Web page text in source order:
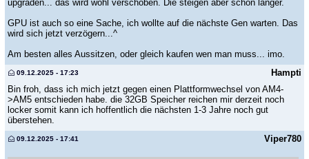
upgraden... das wird wohl verschoben. Die steigen aber schon länger.
GPU ist auch so eine Sache, ich wollte auf die nächste Gen warten. Das
wird sich jetzt verzögern...^
Am besten alles Aussitzen, oder gleich kaufen wen man muss... imo.
Hampti
09.12.2025 - 17:23
Bin froh, dass ich mich jetzt gegen einen Plattformwechsel von AM4-
>AM5 entschieden habe. die 32GB Speicher reichen mir derzeit noch
locker somit kann ich hoffentlich die nächsten 1-3 Jahre noch gut
überstehen.
Viper780
09.12.2025 - 17:41